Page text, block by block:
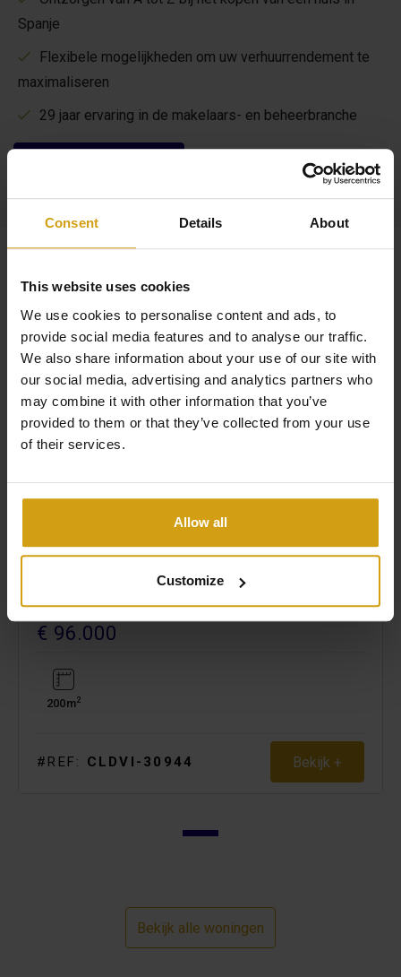
Consent Details About
This website uses cookies
We use cookies to personalise content and ads, to
provide social media features and to analyse our traffic.
We also share information about your use of our site with
our social media, advertising and analytics partners who
may combine it with other information that you’ve
provided to them or that they’ve collected from your use
of their services.
Allow all
Customize
Spanje
Flexibele mogelijkheden om uw verhuurrendement te
maximaliseren
29 jaar ervaring in de makelaars- en beheerbranche
COSTA BLANCA
BOUWPERCEEL. BESTAAND
€ 96.000
200m2
#REF: CLDVI-30944 Bekijk +
Bekijk alle woningen